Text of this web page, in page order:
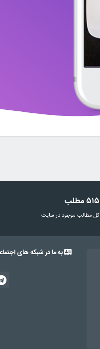
۵۱۵ مطلب
کل مطالب موجود در سایت
به ما در شبکه های